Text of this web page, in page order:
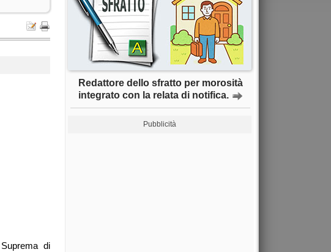
di
Redattore dello sfratto per morosità
integrato con la relata di notifica.
Pubblicità